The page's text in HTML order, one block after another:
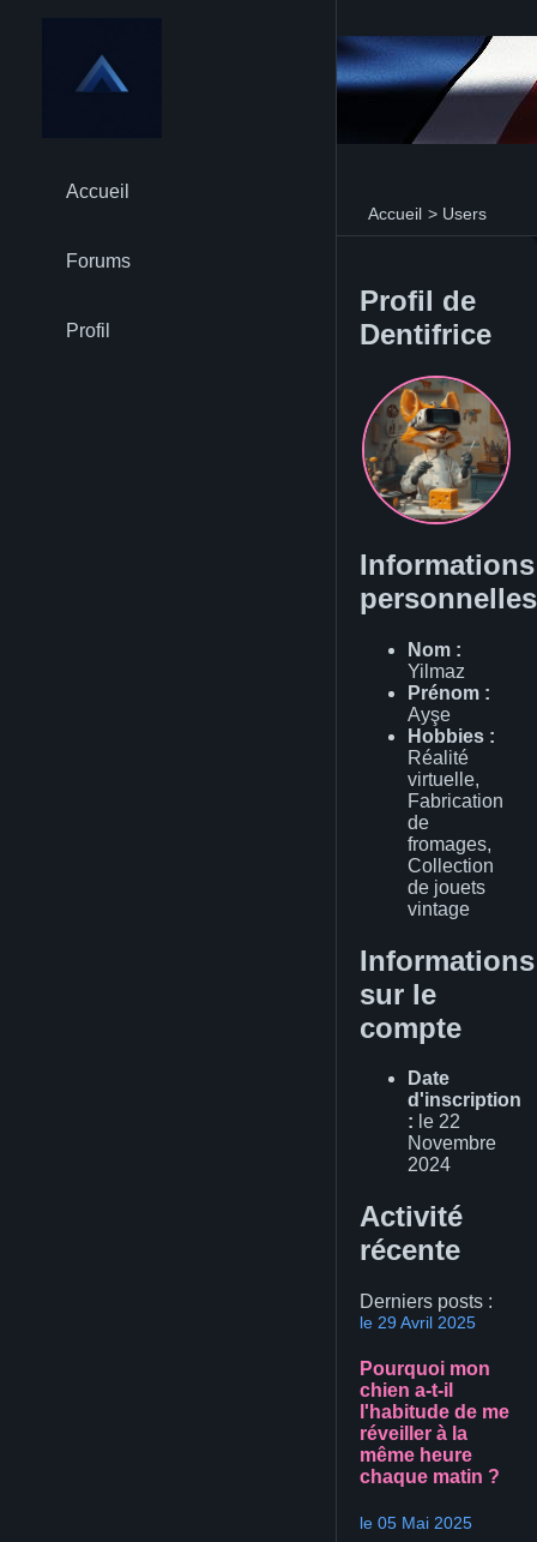
Accueil > Users
Accueil
Forums
Profil
Profil de
Dentifrice
Informations
personnelles
Nom :
Yilmaz
Prénom :
Ayşe
Hobbies :
Réalité
virtuelle,
Fabrication
de
fromages,
Collection
de jouets
vintage
Informations
sur le
compte
Date
d'inscription
: le 22
Novembre
2024
Activité
récente
Derniers posts :
le 29 Avril 2025
Pourquoi mon
chien a-t-il
l'habitude de me
réveiller à la
même heure
chaque matin ?
le 05 Mai 2025